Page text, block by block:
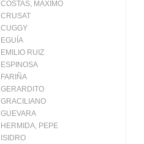
COSTAS, MAXIMO
CRUSAT
CUGGY
EGUÍA
EMILIO RUIZ
ESPINOSA
FARIÑA
GERARDITO
GRACILIANO
GUEVARA
HERMIDA, PEPE
ISIDRO